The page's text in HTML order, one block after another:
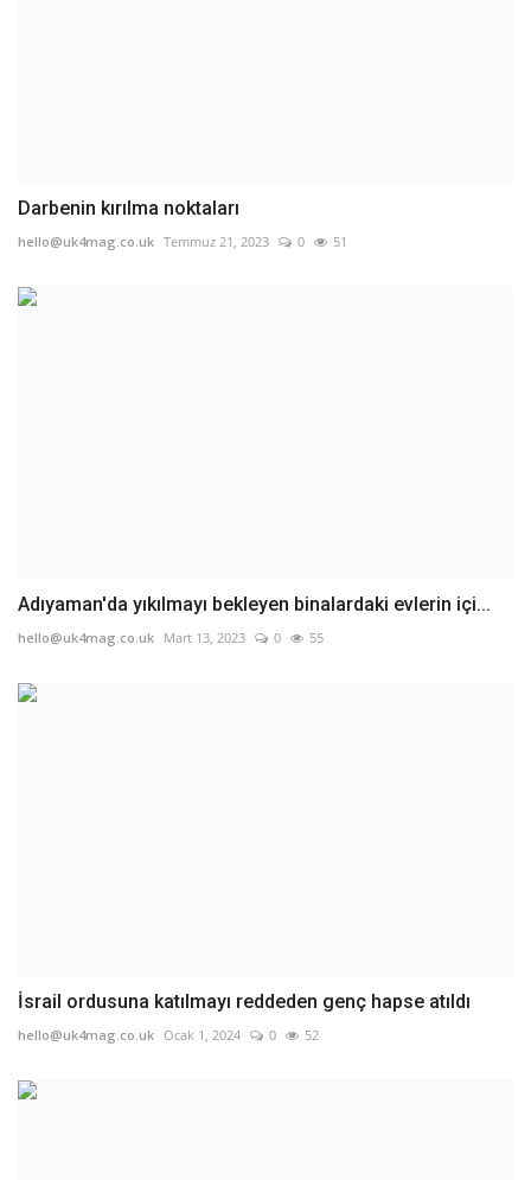
Darbenin kırılma noktaları
hello@uk4mag.co.uk Temmuz 21, 2023 0 51
Adıyaman'da yıkılmayı bekleyen binalardaki evlerin içi...
hello@uk4mag.co.uk Mart 13, 2023 0 55
İsrail ordusuna katılmayı reddeden genç hapse atıldı
hello@uk4mag.co.uk Ocak 1, 2024 0 52